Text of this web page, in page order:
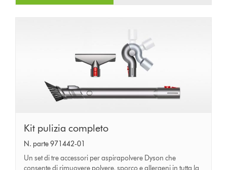
Kit
pulizia
completo
Kit pulizia completo
N. parte 971442-01
Un set di tre accessori per aspirapolvere Dyson che
consente di rimuovere polvere, sporco e allergeni in tutta la